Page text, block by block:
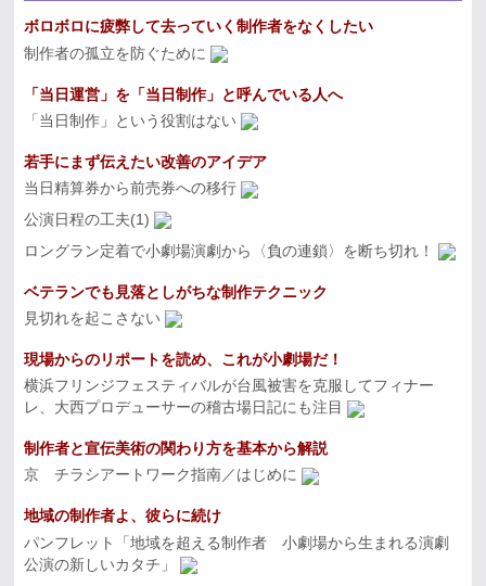
ボロボロに疲弊して去っていく制作者をなくしたい
制作者の孤立を防ぐために
「当日運営」を「当日制作」と呼んでいる人へ
「当日制作」という役割はない
若手にまず伝えたい改善のアイデア
当日精算券から前売券への移行
公演日程の工夫(1)
ロングラン定着で小劇場演劇から〈負の連鎖〉を断ち切れ！
ベテランでも見落としがちな制作テクニック
見切れを起こさない
現場からのリポートを読め、これが小劇場だ！
横浜フリンジフェスティバルが台風被害を克服してフィナー
レ、大西プロデューサーの稽古場日記にも注目
制作者と宣伝美術の関わり方を基本から解説
京 チラシアートワーク指南／はじめに
地域の制作者よ、彼らに続け
パンフレット「地域を超える制作者 小劇場から生まれる演劇
公演の新しいカタチ」